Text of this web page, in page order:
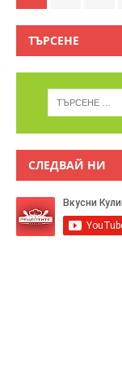
ТЪРСЕНЕ
СЛЕДВАЙ НИ